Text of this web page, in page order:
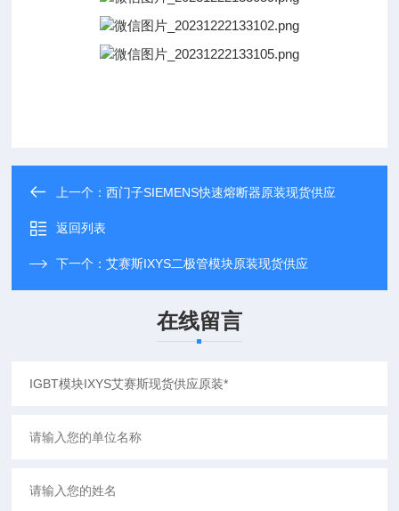
上一个：西门子SIEMENS快速熔断器原装现货供应
返回列表
下一个：艾赛斯IXYS二极管模块原装现货供应
在线留言